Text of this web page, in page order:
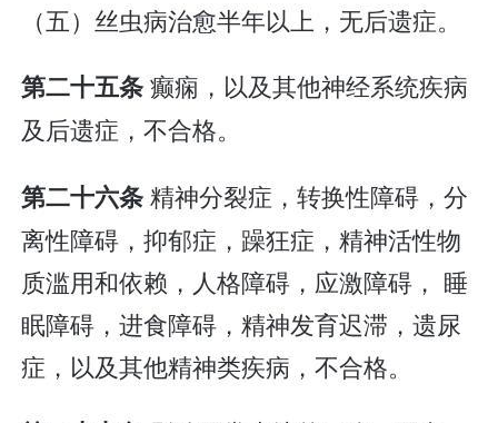
（五）丝虫病治愈半年以上，无后遗症。
第二十五条癫痫，以及其他神经系统疾病
及后遗症，不合格。
第二十六条精神分裂症，转换性障碍，分
离性障碍，抑郁症，躁狂症，精神活性物
质滥用和依赖，人格障碍，应激障碍， 睡
眠障碍，进食障碍，精神发育迟滞，遗尿
症，以及其他精神类疾病，不合格。